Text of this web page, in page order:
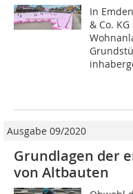
In
& Co.
Ausgabe 09/2020
Grundlagen der
von Altbauten